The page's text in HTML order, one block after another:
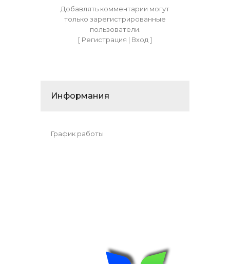
Добавлять комментарии могут
только зарегистрированные
пользователи.
[ Регистрация | Вход]
Информания
График работы